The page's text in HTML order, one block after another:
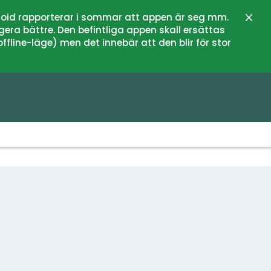
rapporterar i sommar att appen är seg mm.
bättre. Den befintliga appen skall ersättas
läge) men det innebär att den blir för stor